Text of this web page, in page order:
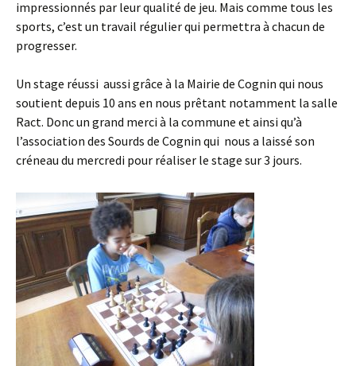
impressionnés par leur qualité de jeu. Mais comme tous les
sports, c’est un travail régulier qui permettra à chacun de
progresser.
Un stage réussi aussi grâce à la Mairie de Cognin qui nous
soutient depuis 10 ans en nous prêtant notamment la salle
Ract. Donc un grand merci à la commune et ainsi qu’à
l’association des Sourds de Cognin qui nous a laissé son
créneau du mercredi pour réaliser le stage sur 3 jours.